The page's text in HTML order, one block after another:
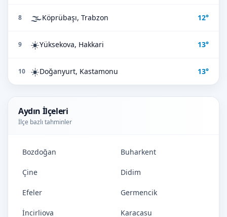
8 🌫️Köprübaşı, Trabzon 12°
9 ☀️Yüksekova, Hakkari 13°
10 ☀️Doğanyurt, Kastamonu 13°
Aydın İlçeleri
İlçe bazlı tahminler
Bozdoğan Buharkent
Çine Didim
Efeler Germencik
İncirliova Karacasu